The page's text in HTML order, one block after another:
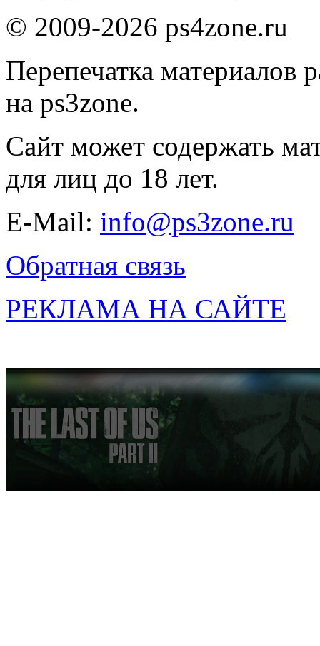
© 2009-2026 ps4zone.ru
Перепечатка материалов
на ps3zone.
Сайт может содержать
для лиц до 18 лет.
E-Mail: info@ps3zone.ru
Обратная связь
РЕКЛАМА НА САЙТЕ